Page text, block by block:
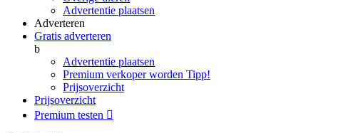
Advertentie plaatsen
Adverteren
Gratis adverteren
b
Advertentie plaatsen
Premium verkoper worden Tipp!
Prijsoverzicht
Prijsoverzicht
Premium testen 